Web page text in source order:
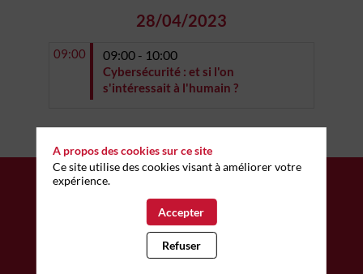
28/04/2023
09:00 09:00 - 10:00
Cybersécurité : et si l'on
s'intéressait à l'humain ?
© Région Nouvelle-Aquitaine | Tous droits réservés |
A propos des cookies sur ce site
Ce site utilise des cookies visant à améliorer votre
expérience.
Accepter
Refuser